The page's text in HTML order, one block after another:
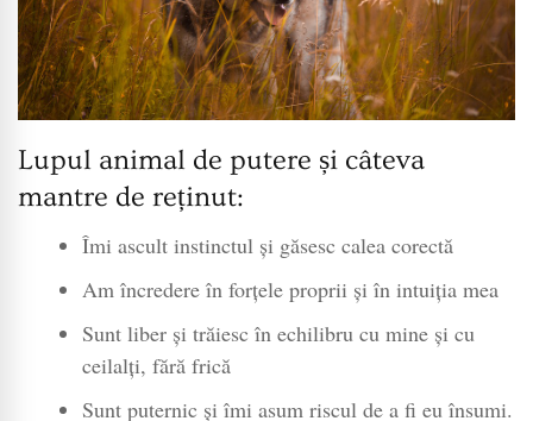
Lupul animal de putere și câteva
mantre de reținut:
Îmi ascult instinctul și găsesc calea corectă
Am încredere în forțele proprii și în intuiția mea
Sunt liber și trăiesc în echilibru cu mine și cu
ceilalți, fără frică
Sunt puternic și îmi asum riscul de a fi eu însumi.